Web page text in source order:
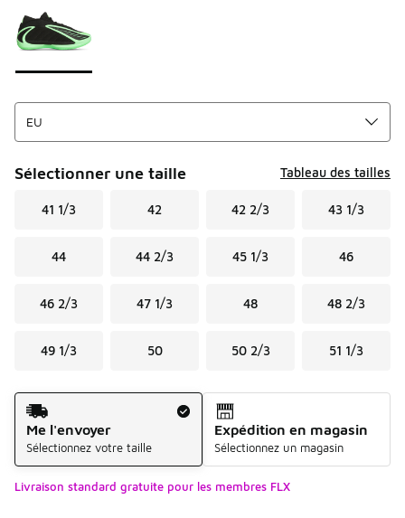
Sélectionner une taille Tableau des tailles
41 1/3 42 42 2/3 43 1/3
44 44 2/3 45 1/3 46
46 2/3 47 1/3 48 48 2/3
49 1/3 50 50 2/3 51 1/3
Mode d'expédition
Me l'envoyer
Sélectionnez votre taille
Expédition en magasin
Sélectionnez un magasin
Livraison standard gratuite pour les membres FLX